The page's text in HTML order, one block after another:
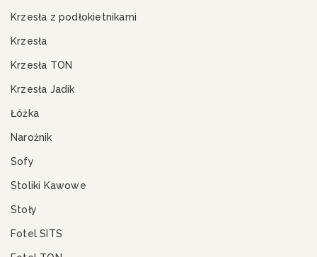
Krzesła z podłokietnikami
Krzesła
Krzesła TON
Krzesła Jadik
Łóżka
Narożnik
Sofy
Stoliki Kawowe
Stoły
Fotel SITS